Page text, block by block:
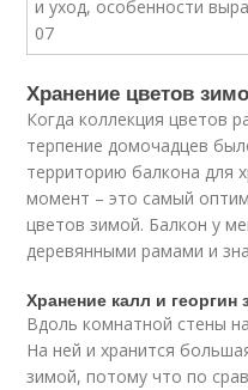
Хранение цветов
Когда коллекция цветов
терпение домочадцев
территорию балкона для
момент – это самый
цветов зимой. Балкон у
деревянными рамами и
Хранение калл и георгин
Вдоль комнатной стены
На ней и хранится
зимой, потому что по